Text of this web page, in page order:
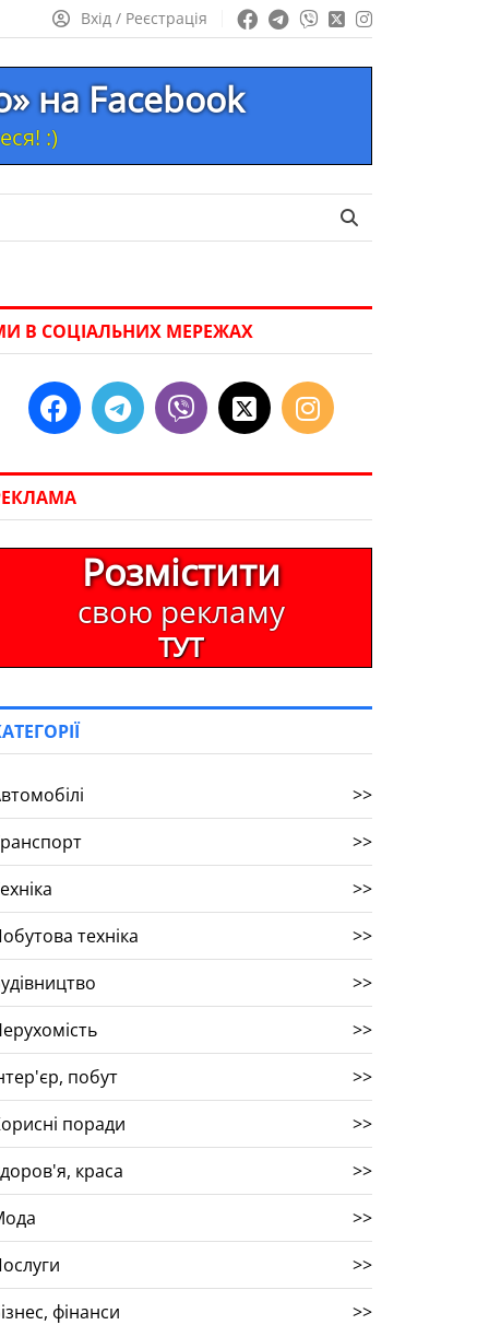
Вхід / Реєстрація
на Facebook
:)
В СОЦІАЛЬНИХ МЕРЕЖАХ
Розмістити
свою рекламу
ТУТ
>>
>>
>>
техніка
>>
>>
>>
побут
>>
поради
>>
краса
>>
>>
>>
фінанси
>>